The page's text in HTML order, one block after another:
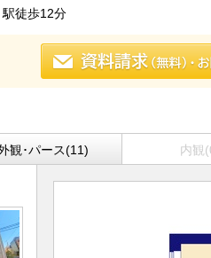
徒歩12分
観･パース(11) 内観